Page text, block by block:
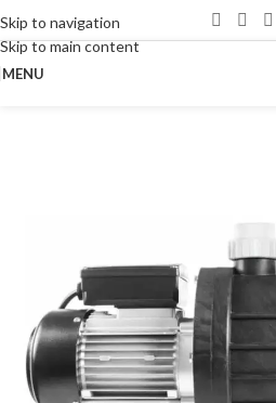
Skip to navigation
Skip to main content
MENU